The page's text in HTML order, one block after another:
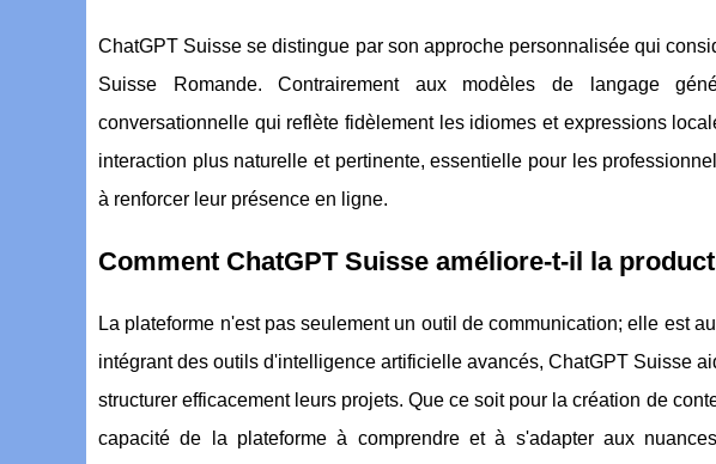
ChatGPT Suisse se distingue par son approche personnalisée qui
Suisse Romande. Contrairement aux modèles de langage
conversationnelle qui reflète fidèlement les idiomes et expressions
interaction plus naturelle et pertinente, essentielle pour les
à renforcer leur présence en ligne.
Comment ChatGPT Suisse améliore-t-il la
La plateforme n'est pas seulement un outil de communication; elle est
intégrant des outils d'intelligence artificielle avancés, ChatGPT Suisse
structurer efficacement leurs projets. Que ce soit pour la création de
capacité de la plateforme à comprendre et à s'adapter aux